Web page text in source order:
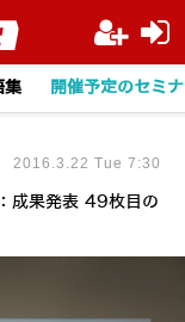
集 開催予定のセミ
成果発表 49枚目の
2016.3.22 Tue 7:30